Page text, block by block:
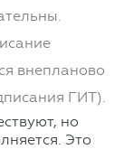
внепланово
ГИТ).
но
Это